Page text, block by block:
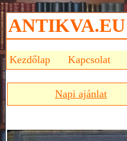
ANTIKVA.EU
Kezdőlap Kapcsolat
Napi ajánlat